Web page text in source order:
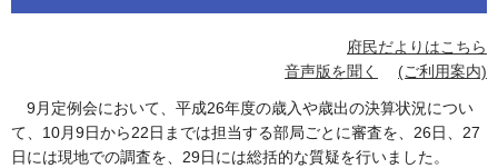
府民だよりはこちら
音声版を聞く
(ご利用案内)
9月定例会において、平成26年度の歳入や歳出の決算状況につい
て、10月9日から22日までは担当する部局ごとに審査を、26日、27
日には現地での調査を、29日には総括的な質疑を行いました。